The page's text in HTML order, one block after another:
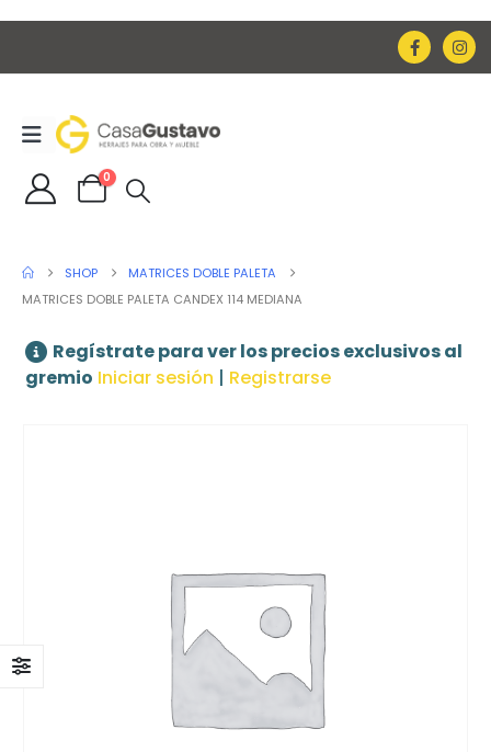
0
SHOP
MATRICES DOBLE PALETA
MATRICES DOBLE PALETA CANDEX 114 MEDIANA
Regístrate para ver los precios exclusivos al
gremio Iniciar sesión | Registrarse